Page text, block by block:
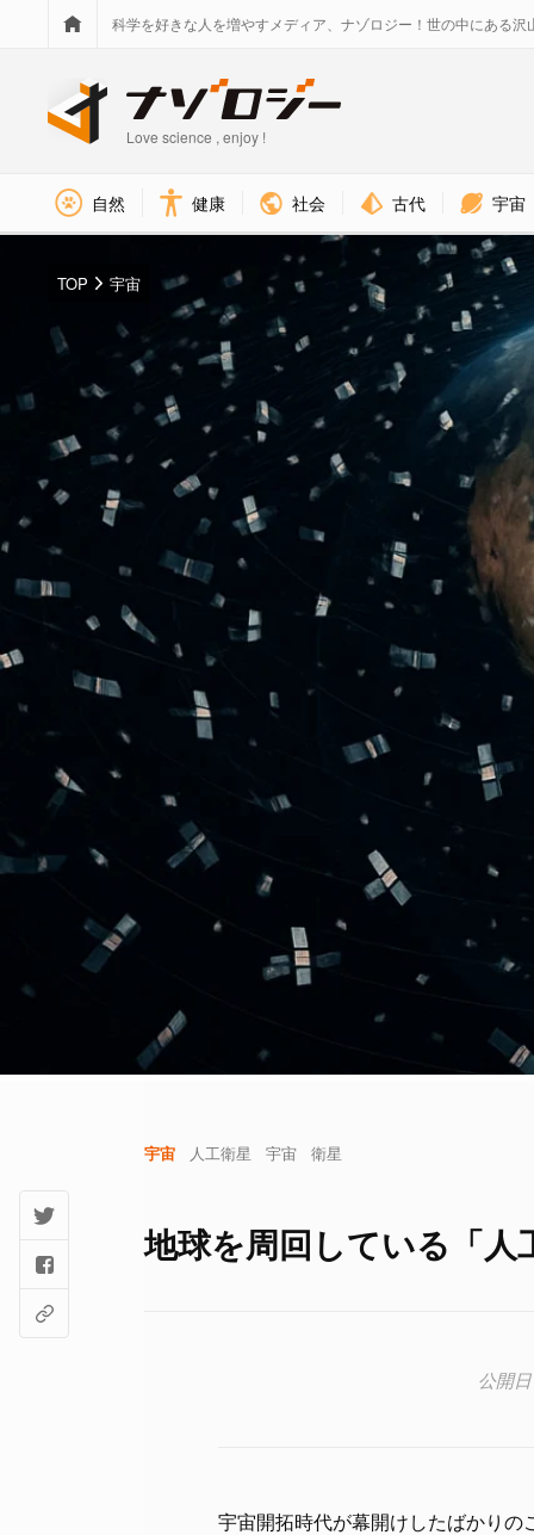
科学を好きな人を増やすメディア、ナゾロジー！世の中にある沢
Love science , enjoy !
自然 健康 社会 古代 宇宙
TOP 宇宙
宇宙 人工衛星 宇宙 衛星
地球を周回している「
宇宙開拓時代が幕開けしたばかり